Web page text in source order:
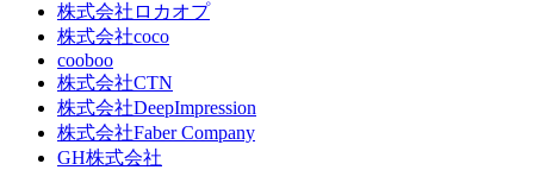
株式会社ロカオプ
株式会社coco
cooboo
株式会社CTN
株式会社DeepImpression
株式会社Faber Company
GH株式会社